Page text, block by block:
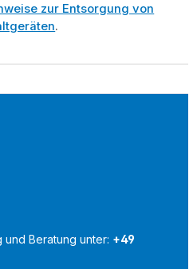
zur Entsorgung von
.
Beratung unter: +49